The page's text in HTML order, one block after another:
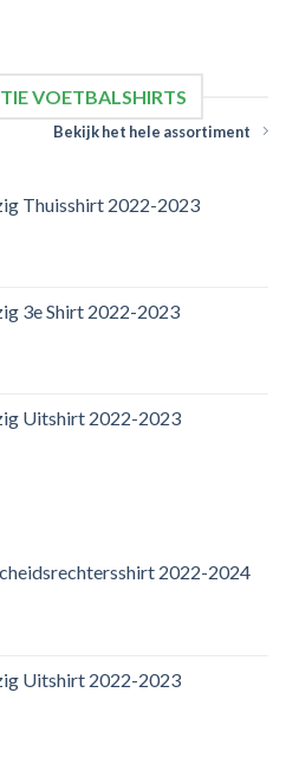
VOETBALSHIRTS
Bekijk het hele assortiment
Thuisshirt 2022-2023
3e Shirt 2022-2023
Uitshirt 2022-2023
2022-2024
Uitshirt 2022-2023